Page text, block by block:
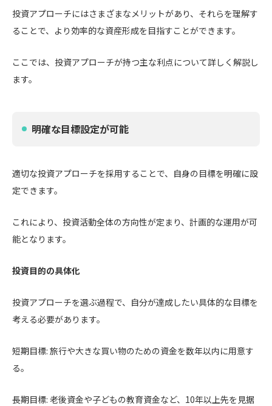
投資アプローチにはさまざまなメリットがあり、それらを理解す
ることで、より効率的な資産形成を目指すことができます。
ここでは、投資アプローチが持つ主な利点について詳しく解説し
ます。
明確な目標設定が可能
適切な投資アプローチを採用することで、自身の目標を明確に設
定できます。
これにより、投資活動全体の方向性が定まり、計画的な運用が可
能となります。
投資目的の具体化
投資アプローチを選ぶ過程で、自分が達成したい具体的な目標を
考える必要があります。
短期目標: 旅行や大きな買い物のための資金を数年以内に用意す
る。
長期目標: 老後資金や子どもの教育資金など、10年以上先を見据